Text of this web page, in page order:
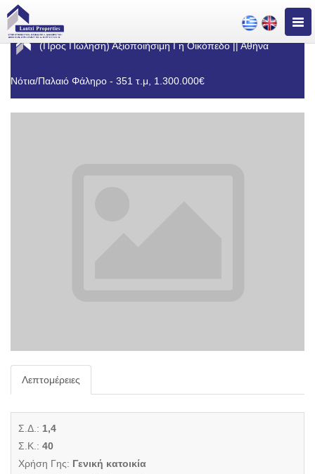
(Προς Πώληση) Αξιοποιήσιμη Γη Οικόπεδο || Αθήνα
Νότια/Παλαιό Φάληρο - 351 τ.μ, 1.300.000€
Λεπτομέρειες
Σ.Δ.: 1,4
Σ.Κ.: 40
Χρήση Γης: Γενική κατοικία